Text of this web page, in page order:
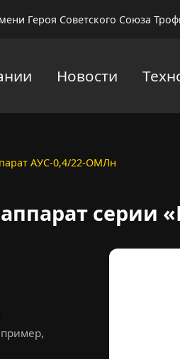
Героя Советского Союза
Новости
АУС-0,4/22-ОМЛн
серии